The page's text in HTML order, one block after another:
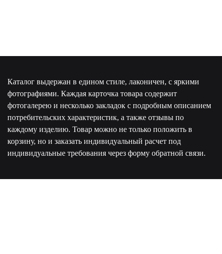
Каталог выдержан в едином стиле, лаконичен, с яркими
фотографиями. Каждая карточка товара содержит
фотогалерею и несколько закладок с подробным описанием
потребительских характеристик, а также отзывы по
каждому изделию. Товар можно не только положить в
корзину, но и заказать индивидуальный расчет под
индивидуальные требования через форму обратной связи.